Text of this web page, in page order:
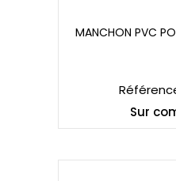
MANCHON PVC
Sur